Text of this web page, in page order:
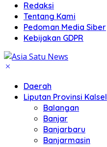
Redaksi
Tentang Kami
Pedoman Media Siber
Kebijakan GDPR
Daerah
Liputan Provinsi Kalsel
Balangan
Banjar
Banjarbaru
Banjarmasin